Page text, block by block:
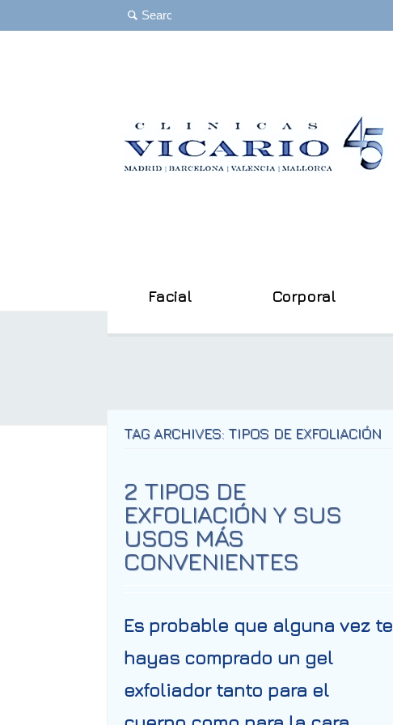
Facial Corporal
TAG ARCHIVES: TIPOS DE EXFOLIACIÓN
2 TIPOS DE
EXFOLIACIÓN Y SUS
USOS MÁS
CONVENIENTES
Es probable que alguna vez te
hayas comprado un gel
exfoliador tanto para el